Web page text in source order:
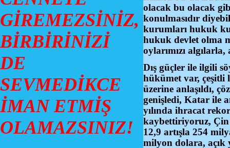
GİREMEZSİNİZ,
BİRBİRİNİZİ
DE
SEVMEDİKCE
İMAN ETMİŞ
OLAMAZSINIZ!
olacak bu olacak
konulmasıdır
kurumları hukuk
hukuk devlet olma
oylarımızı
Dış güçler ile ilgili
hükümet var, çeşitli
üzerine anlaşıldı,
genişledi, Katar ile
yılında ihracat
kaybettiriyoruz, Çin
12,9 artışla 254
milyon dolara, açık